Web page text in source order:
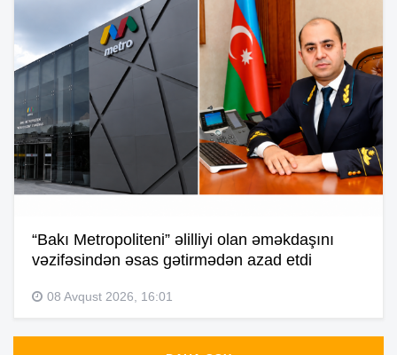
“Bakı Metropoliteni” əlilliyi olan əməkdaşını
vəzifəsindən əsas gətirmədən azad etdi
08 Avqust 2026, 16:01